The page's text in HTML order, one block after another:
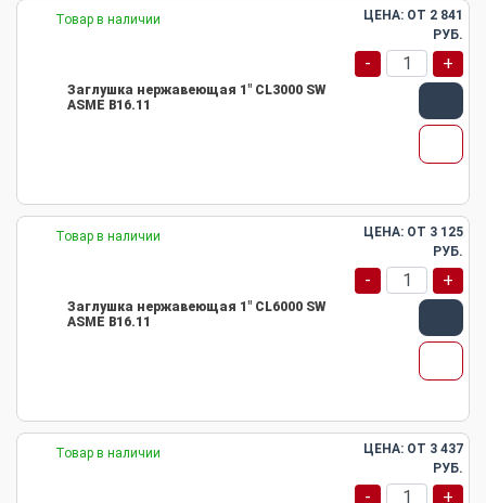
Товар в наличии
Заглушка нержавеющая 1" CL3000 SW
ASME B16.11
ЦЕНА: ОТ 2 841
РУБ.
- +
Товар в наличии
Заглушка нержавеющая 1" CL6000 SW
ASME B16.11
ЦЕНА: ОТ 3 125
РУБ.
- +
Товар в наличии ЦЕНА: ОТ 3 437
РУБ.
- +